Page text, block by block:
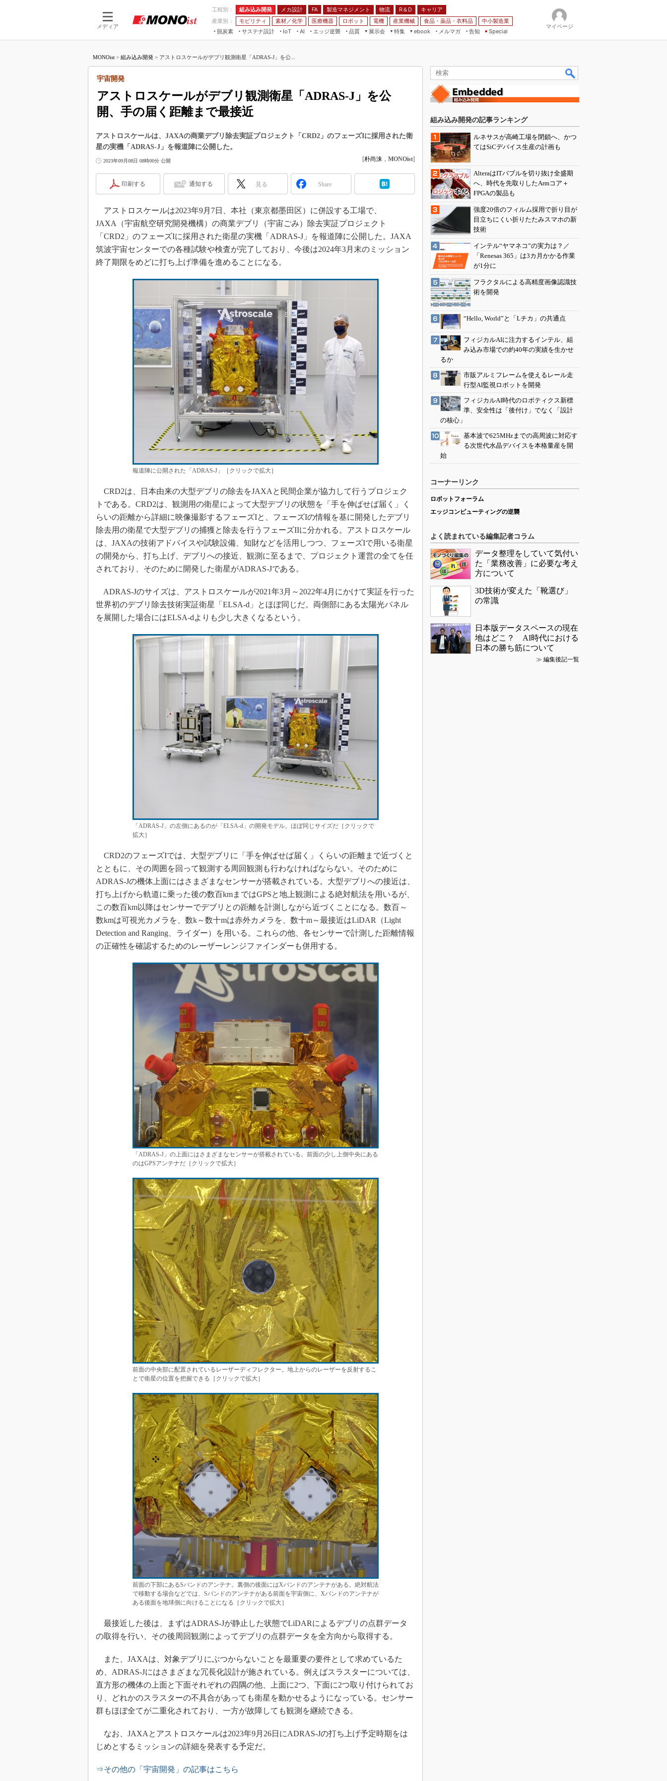
メディア
工程別： 組み込み開発 メカ設計 FA 製造マネジメント 物流 R＆D
キャリア
産業別：
モビリティ 素材／化学 医療機器 ロボット 電機 産業機械 食品・薬品・衣料品
中小製造業
脱炭素
サステナ設計
IoT
つながる工場
AI
AI×設備保全
エッジ逆襲 品質
展示会
JIMTOF
IIFES
TECHNO-FRONTIER
EdgeTech+
産業オープンネット展
特集
つながるクルマ
VR／AR
組み込み画像技術
車載ソフト開発
ISO26262
無償設計ツール
3Dプリンタ
デジタルツインとCAE
製造業ビッグデータ
メイドインジャパン
植物工場
知財マネジメント
海外生産
グローバル設計・開発
制御セキュリティ
新型コロナへの対応
ebook
メルマガ
告知 Special
マイページ
MONOist > 組み込み開発 > アストロスケールがデブリ観測衛星「ADRAS-J」を公...
アストロスケールがデブリ観測衛星「ADRAS-J」を公
開、手の届く距離まで最接近
宇宙開発
アストロスケールは、JAXAの商業デブリ除去実証プロジェクト「CRD2」のフェーズIに採用された衛
星の実機「ADRAS-J」を報道陣に公開した。
2023年09月08日 08時00分 公開 [朴尚洙 ， MONOist]
印刷する 通知する 見る Share
アストロスケールは2023年9月7日、本社（東京都墨田区）に併設する工場で、
JAXA（宇宙航空研究開発機構）の商業デブリ（宇宙ごみ）除去実証プロジェクト
「CRD2」のフェーズIに採用された衛星の実機「ADRAS-J」を報道陣に公開した。JAXA
筑波宇宙センターでの各種試験や検査が完了しており、今後は2024年3月末のミッション
終了期限をめどに打ち上げ準備を進めることになる。
報道陣に公開された「ADRAS-J」［クリックで拡大］
CRD2は、日本由来の大型デブリの除去をJAXAと民間企業が協力して行うプロジェク
トである。CRD2は、観測用の衛星によって大型デブリの状態を「手を伸ばせば届く」く
らいの距離から詳細に映像撮影するフェーズIと、フェーズIの情報を基に開発したデブリ
除去用の衛星で大型デブリの捕獲と除去を行うフェーズIIに分かれる。アストロスケール
は、JAXAの技術アドバイスや試験設備、知財などを活用しつつ、フェーズIで用いる衛星
の開発から、打ち上げ、デブリへの接近、観測に至るまで、プロジェクト運営の全てを任
されており、そのために開発した衛星がADRAS-Jである。
ADRAS-Jのサイズは、アストロスケールが2021年3月～2022年4月にかけて実証を行った
世界初のデブリ除去技術実証衛星「ELSA-d」とほぼ同じだ。両側部にある太陽光パネル
を展開した場合にはELSA-dよりも少し大きくなるという。
「ADRAS-J」の左側にあるのが「ELSA-d」の開発モデル。ほぼ同じサイズだ［クリックで
拡大］
CRD2のフェーズIでは、大型デブリに「手を伸ばせば届く」くらいの距離まで近づくと
とともに、その周囲を回って観測する周回観測も行わなければならない。そのために
ADRAS-Jの機体上面にはさまざまなセンサーが搭載されている。大型デブリへの接近は、
打ち上げから軌道に乗った後の数百kmまではGPSと地上観測による絶対航法を用いるが、
この数百km以降はセンサーでデブリとの距離を計測しながら近づくことになる。数百～
数kmは可視光カメラを、数k～数十mは赤外カメラを、数十m～最接近はLiDAR（Light
Detection and Ranging、ライダー）を用いる。これらの他、各センサーで計測した距離情報
の正確性を確認するためのレーザーレンジファインダーも併用する。
「ADRAS-J」の上面にはさまざまなセンサーが搭載されている。前面の少し上側中央にある
のはGPSアンテナだ［クリックで拡大］
前面の中央部に配置されているレーザーディフレクター。地上からのレーザーを反射するこ
とで衛星の位置を把握できる［クリックで拡大］
前面の下部にあるSバンドのアンテナ。裏側の後面にはXバンドのアンテナがある。絶対航法
で移動する場合などでは、Sバンドのアンテナがある前面を宇宙側に、Xバンドのアンテナが
ある後面を地球側に向けることになる［クリックで拡大］
最接近した後は、まずはADRAS-Jが静止した状態でLiDARによるデブリの点群データ
の取得を行い、その後周回観測によってデブリの点群データを全方向から取得する。
また、JAXAは、対象デブリにぶつからないことを最重要の要件として求めているた
め、ADRAS-Jにはさまざまな冗長化設計が施されている。例えばスラスターについては、
直方形の機体の上面と下面それぞれの四隅の他、上面に2つ、下面に2つ取り付けられてお
り、どれかのスラスターの不具合があっても衛星を動かせるようになっている。センサー
群もほぼ全てが二重化されており、一方が故障しても観測を継続できる。
なお、JAXAとアストロスケールは2023年9月26日にADRAS-Jの打ち上げ予定時期をは
じめとするミッションの詳細を発表する予定だ。
⇒その他の「宇宙開発」の記事はこちら
組み込み開発の記事ランキング
ルネサスが高崎工場を閉鎖へ、かつ
てはSiCデバイス生産の計画も
AlteraはITバブルを切り抜け全盛期
へ、時代を先取りしたArmコア＋
FPGAの製品も
強度20倍のフィルム採用で折り目が
目立ちにくい折りたたみスマホの新
技術
インテル“ヤマネコ”の実力は？／
「Renesas 365」は3カ月かかる作業
が1分に
フラクタルによる高精度画像認識技
術を開発
“Hello, World”と「Lチカ」の共通点
フィジカルAIに注力するインテル、組
み込み市場での約40年の実績を生かせ
るか
市販アルミフレームを使えるレール走
行型AI監視ロボットを開発
フィジカルAI時代のロボティクス新標
準、安全性は「後付け」でなく「設計
の核心」
基本波で625MHzまでの高周波に対応す
る次世代水晶デバイスを本格量産を開
始
コーナーリンク
ロボットフォーラム
エッジコンピューティングの逆襲
よく読まれている編集記者コラム
データ整理をしていて気付い
た「業務改善」に必要な考え
方について
3D技術が変えた「靴選び」
の常識
日本版データスペースの現在
地はどこ？ AI時代における
日本の勝ち筋について
≫ 編集後記一覧